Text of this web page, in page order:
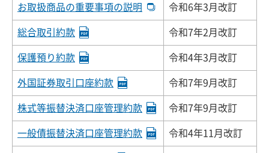
お取扱商品の重要事項の説明 令和6年3月改訂
総合取引約款 令和7年2月改訂
保護預り約款 令和4年3月改訂
外国証券取引口座約款 令和7年9月改訂
株式等振替決済口座管理約款 令和7年9月改訂
一般債振替決済口座管理約款 令和4年11月改訂